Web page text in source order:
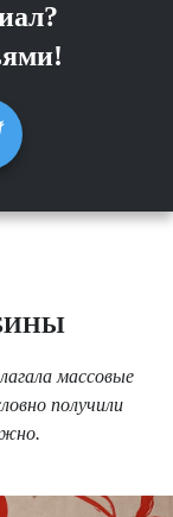
массовые
получили